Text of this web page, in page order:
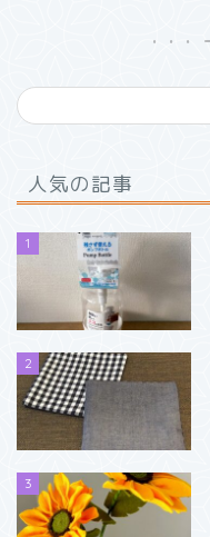
人気の記事
1
2
3